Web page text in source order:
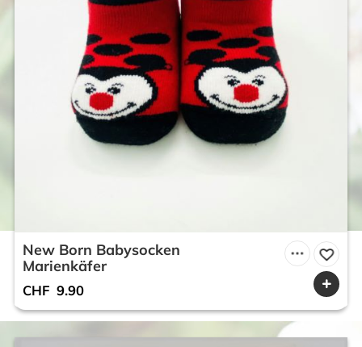
New Born Babysocken
Marienkäfer
CHF 9.90